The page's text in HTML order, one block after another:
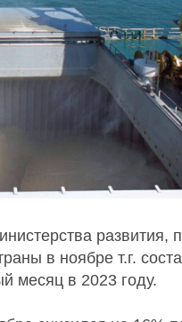
развития,
в ноябре т.г.
месяц в 2023 году.